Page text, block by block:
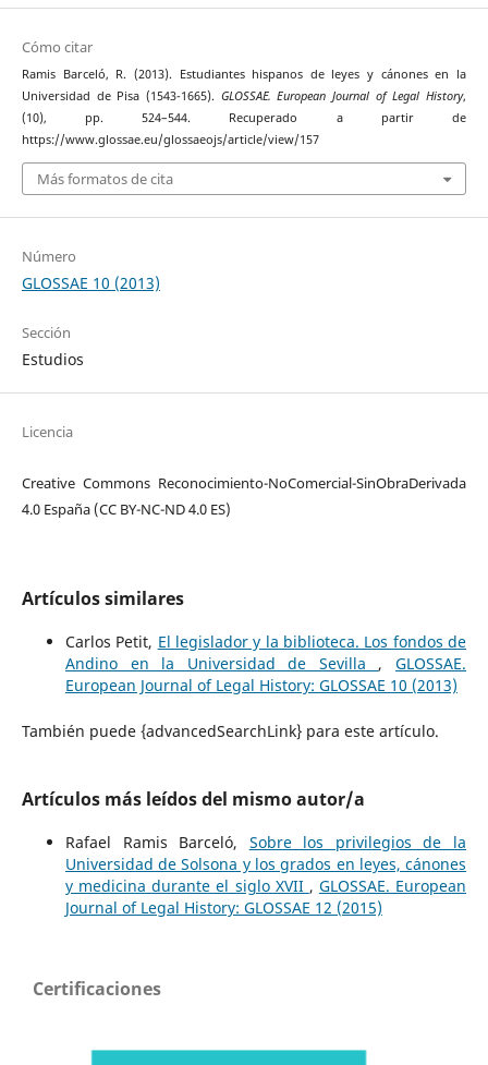
Cómo citar
Ramis Barceló, R. (2013). Estudiantes hispanos de leyes y cánones en la
Universidad de Pisa (1543-1665). GLOSSAE. European Journal of Legal History,
(10), pp. 524–544. Recuperado a partir de
https://www.glossae.eu/glossaeojs/article/view/157
Más formatos de cita
Número
GLOSSAE 10 (2013)
Sección
Estudios
Licencia
Creative Commons Reconocimiento-NoComercial-SinObraDerivada
4.0 España (CC BY-NC-ND 4.0 ES)
Artículos similares
Carlos Petit, El legislador y la biblioteca. Los fondos de
Andino en la Universidad de Sevilla ,GLOSSAE.
European Journal of Legal History: GLOSSAE 10 (2013)
También puede {advancedSearchLink} para este artículo.
Artículos más leídos del mismo autor/a
Rafael Ramis Barceló, Sobre los privilegios de la
Universidad de Solsona y los grados en leyes, cánones
y medicina durante el siglo XVII , GLOSSAE. European
Journal of Legal History: GLOSSAE 12 (2015)
Certificaciones